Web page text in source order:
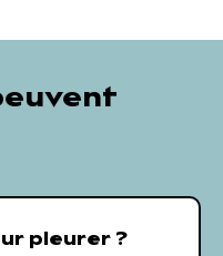
pleurer ?